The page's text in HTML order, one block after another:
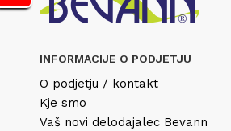
INFORMACIJE O PODJETJU
O podjetju / kontakt
Kje smo
Vaš novi delodajalec Bevann